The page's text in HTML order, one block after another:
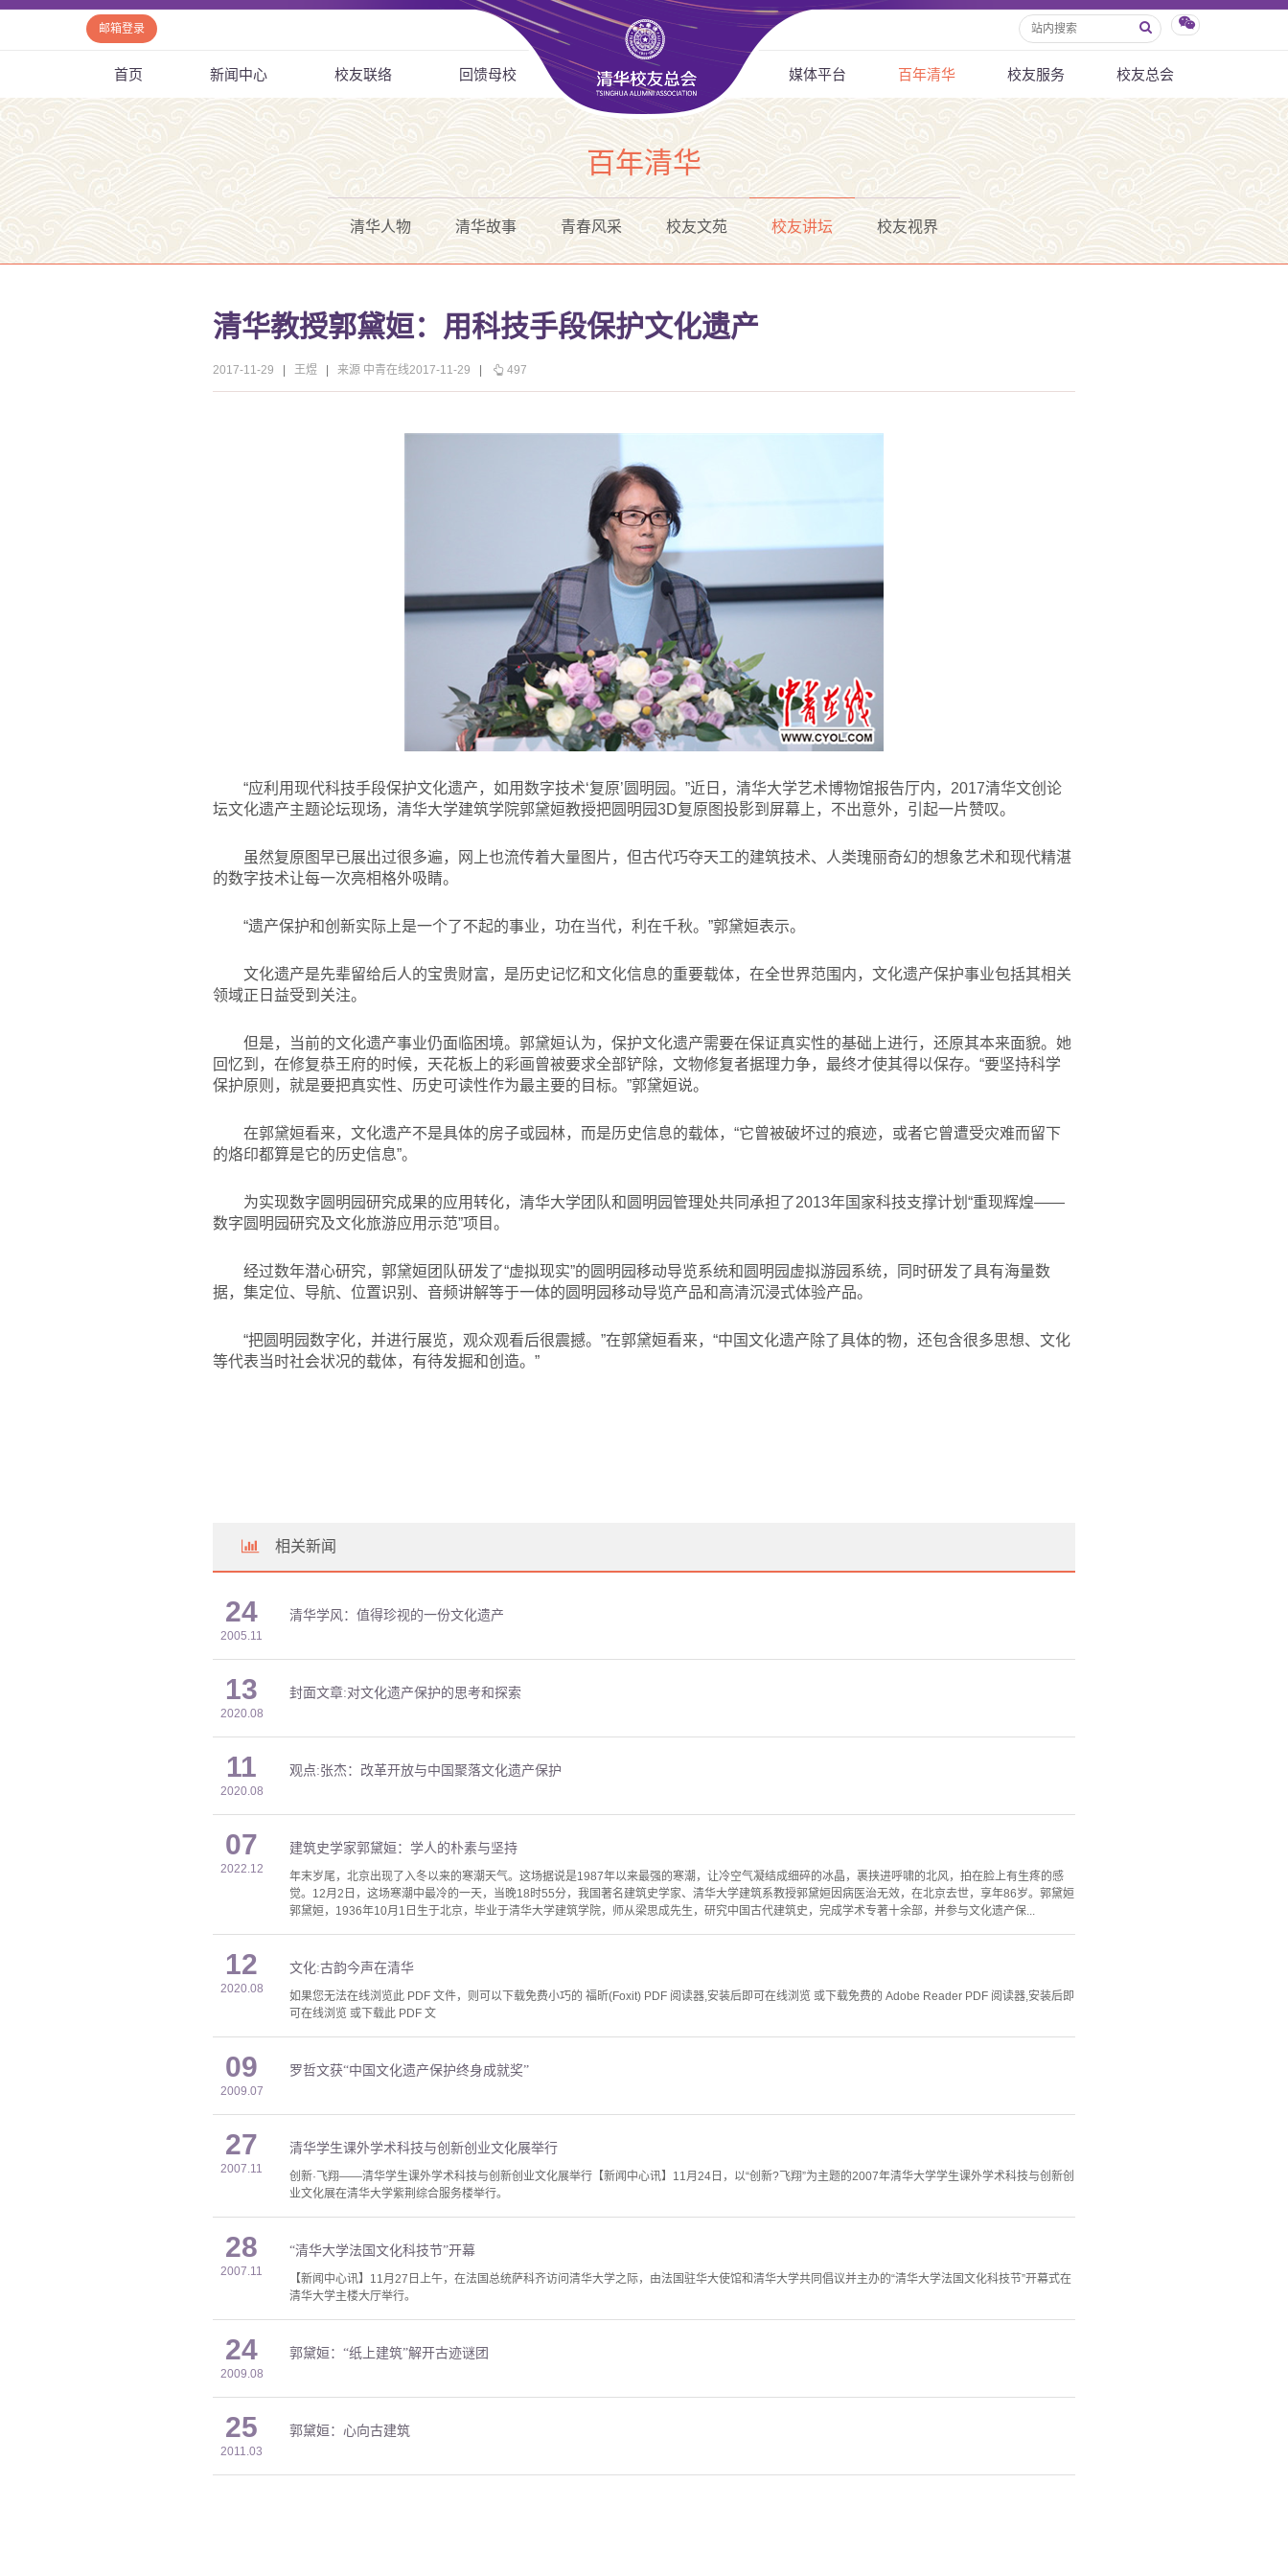
邮箱登录
首页 新闻中心 校友联络 回馈母校 媒体平台 百年清华 校友服务 校友总会
百年清华
清华人物 清华故事 青春风采 校友文苑 校友讲坛 校友视界
清华教授郭黛姮：用科技手段保护文化遗产
2017-11-29 王煜 来源 中青在线2017-11-29 497
“应利用现代科技手段保护文化遗产，如用数字技术‘复原’圆明园。”近日，清华大学艺术博物馆报告厅内，2017清华文创论
坛文化遗产主题论坛现场，清华大学建筑学院郭黛姮教授把圆明园3D复原图投影到屏幕上，不出意外，引起一片赞叹。
虽然复原图早已展出过很多遍，网上也流传着大量图片，但古代巧夺天工的建筑技术、人类瑰丽奇幻的想象艺术和现代精湛
的数字技术让每一次亮相格外吸睛。
“遗产保护和创新实际上是一个了不起的事业，功在当代，利在千秋。”郭黛姮表示。
文化遗产是先辈留给后人的宝贵财富，是历史记忆和文化信息的重要载体，在全世界范围内，文化遗产保护事业包括其相关
领域正日益受到关注。
但是，当前的文化遗产事业仍面临困境。郭黛姮认为，保护文化遗产需要在保证真实性的基础上进行，还原其本来面貌。她
回忆到，在修复恭王府的时候，天花板上的彩画曾被要求全部铲除，文物修复者据理力争，最终才使其得以保存。“要坚持科学
保护原则，就是要把真实性、历史可读性作为最主要的目标。”郭黛姮说。
在郭黛姮看来，文化遗产不是具体的房子或园林，而是历史信息的载体，“它曾被破坏过的痕迹，或者它曾遭受灾难而留下
的烙印都算是它的历史信息”。
为实现数字圆明园研究成果的应用转化，清华大学团队和圆明园管理处共同承担了2013年国家科技支撑计划“重现辉煌——
数字圆明园研究及文化旅游应用示范”项目。
经过数年潜心研究，郭黛姮团队研发了“虚拟现实”的圆明园移动导览系统和圆明园虚拟游园系统，同时研发了具有海量数
据，集定位、导航、位置识别、音频讲解等于一体的圆明园移动导览产品和高清沉浸式体验产品。
“把圆明园数字化，并进行展览，观众观看后很震撼。”在郭黛姮看来，“中国文化遗产除了具体的物，还包含很多思想、文化
等代表当时社会状况的载体，有待发掘和创造。”
相关新闻
24
2005.11
清华学风：值得珍视的一份文化遗产
13
2020.08
封面文章:对文化遗产保护的思考和探索
11
2020.08
观点:张杰：改革开放与中国聚落文化遗产保护
07
2022.12
建筑史学家郭黛姮：学人的朴素与坚持
年末岁尾，北京出现了入冬以来的寒潮天气。这场据说是1987年以来最强的寒潮，让冷空气凝结成细碎的冰晶，裹挟进呼啸的北风，拍在脸上有生疼的感
觉。12月2日，这场寒潮中最冷的一天，当晚18时55分，我国著名建筑史学家、清华大学建筑系教授郭黛姮因病医治无效，在北京去世，享年86岁。郭黛姮
郭黛姮，1936年10月1日生于北京，毕业于清华大学建筑学院，师从梁思成先生，研究中国古代建筑史，完成学术专著十余部，并参与文化遗产保...
12
2020.08
文化:古韵今声在清华
如果您无法在线浏览此 PDF 文件，则可以下载免费小巧的 福昕(Foxit) PDF 阅读器,安装后即可在线浏览 或下载免费的 Adobe Reader PDF 阅读器,安装后即
可在线浏览 或下载此 PDF 文
09
2009.07
罗哲文获“中国文化遗产保护终身成就奖”
27
2007.11
清华学生课外学术科技与创新创业文化展举行
创新·飞翔——清华学生课外学术科技与创新创业文化展举行【新闻中心讯】11月24日，以“创新?飞翔”为主题的2007年清华大学学生课外学术科技与创新创
业文化展在清华大学紫荆综合服务楼举行。
28
2007.11
“清华大学法国文化科技节”开幕
【新闻中心讯】11月27日上午，在法国总统萨科齐访问清华大学之际，由法国驻华大使馆和清华大学共同倡议并主办的“清华大学法国文化科技节”开幕式在
清华大学主楼大厅举行。
24
2009.08
郭黛姮：“纸上建筑”解开古迹谜团
25
2011.03
郭黛姮：心向古建筑